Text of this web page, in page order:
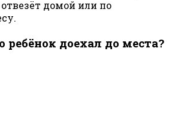
отвезёт домой или по
ребёнок доехал до места?